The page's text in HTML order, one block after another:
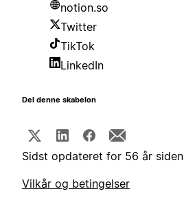
notion.so
Twitter
TikTok
LinkedIn
Del denne skabelon
Sidst opdateret for 56 år siden
Vilkår og betingelser